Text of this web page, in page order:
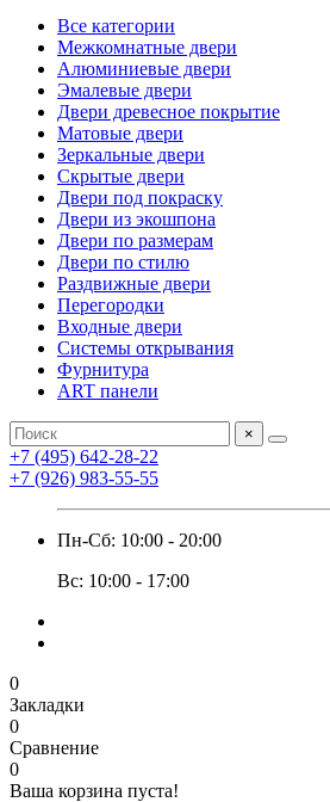
Все категории
Межкомнатные двери
Алюминиевые двери
Эмалевые двери
Двери древесное покрытие
Матовые двери
Зеркальные двери
Скрытые двери
Двери под покраску
Двери из экошпона
Двери по размерам
Двери по стилю
Раздвижные двери
Перегородки
Входные двери
Системы открывания
Фурнитура
ART панели
×
+7 (495) 642-28-22
+7 (926) 983-55-55
Пн-Сб: 10:00 - 20:00
Вс: 10:00 - 17:00
0
Закладки
0
Сравнение
0
Ваша корзина пуста!